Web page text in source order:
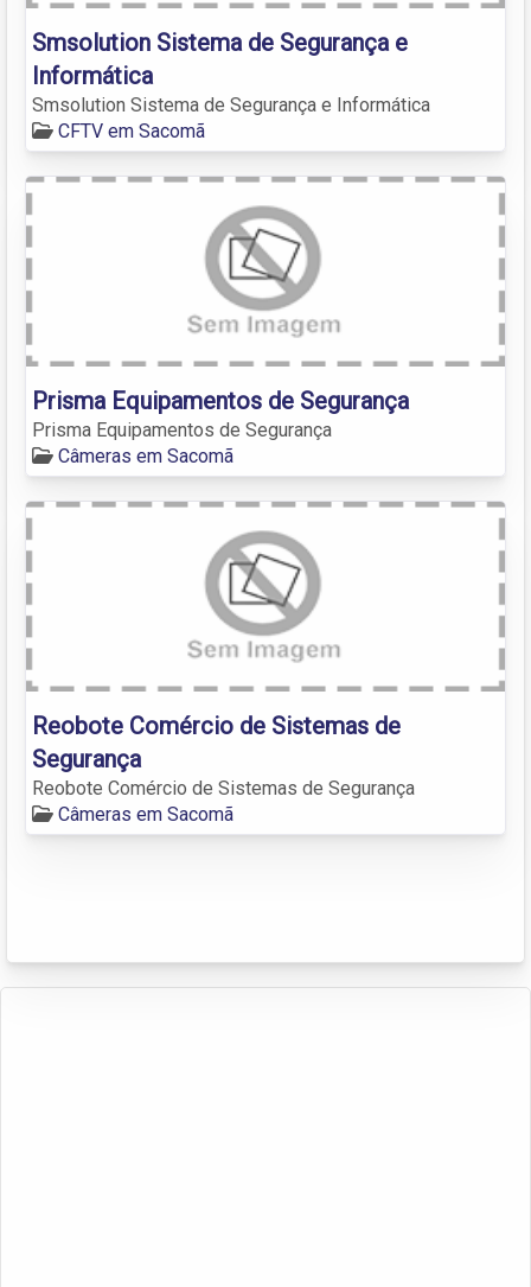
Smsolution Sistema de Segurança e
Informática
Smsolution Sistema de Segurança e Informática
CFTV em Sacomã
Prisma Equipamentos de Segurança
Prisma Equipamentos de Segurança
Câmeras em Sacomã
Reobote Comércio de Sistemas de
Segurança
Reobote Comércio de Sistemas de Segurança
Câmeras em Sacomã